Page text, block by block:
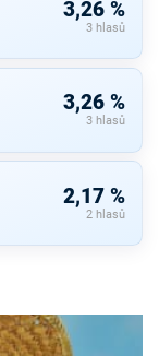
3,26 %
3 hlasů
3,26 %
3 hlasů
2,17 %
2 hlasů